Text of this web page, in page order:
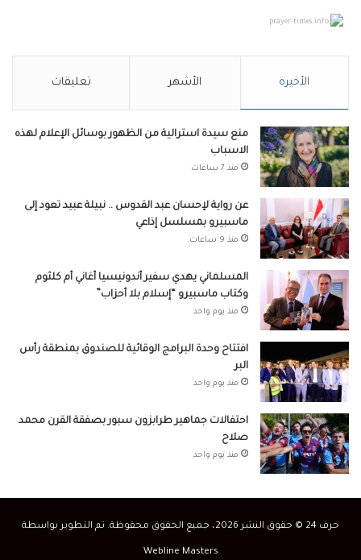
prayer-times.info
الأخيرة الأشهر تعليقات
منع سيدة استرالية من الظهور بوسائل الإعلام لهذه
الاسباب
منذ 7 ساعات
عن رواية لإحسان عبد القدوس .. نبيلة عبيد تعود إلى
ماسبيرو بمسلسل إذاعي
منذ 9 ساعات
المسلماني يهدي سفير أندونيسيا أغاني أم كلثوم
وكتاب ماسبيرو “إسلام بلا أحزاب”
منذ يوم واحد
افتتاح وحدة البرامج الوقائية للصندوق بمنطقة رأس
البر
منذ يوم واحد
احتفالات جماهير طرابزون سبور بصفقة القرن محمد
صلاح
منذ يوم واحد
حرف 24 © حقوق النشر 2026، جميع الحقوق محفوظة. تم التطوير بواسطة
Webline Masters